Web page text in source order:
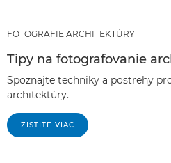
FOTOGRAFIE ARCHITEKTÚRY
Tipy na fotografovanie
Spoznajte techniky a postrehy
architektúry.
ZISTITE VIAC